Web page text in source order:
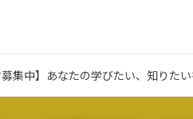
募集中】あなたの学びたい、知りた